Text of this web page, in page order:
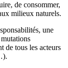
de consommer,
milieux naturels.
une
de tous les acteurs